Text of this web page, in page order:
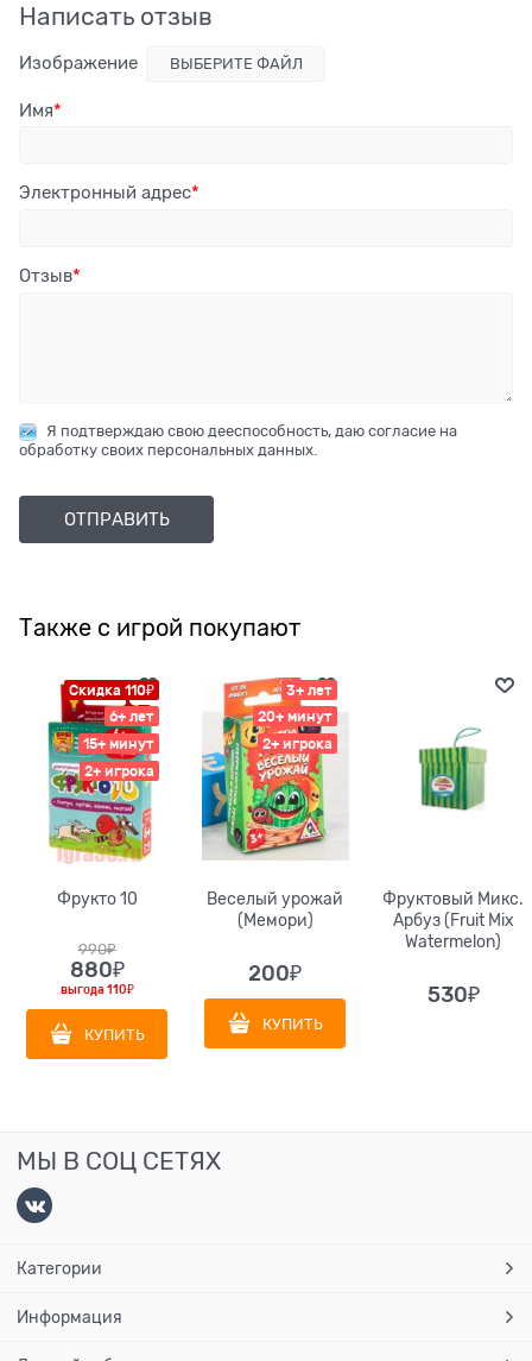
Написать отзыв
Изображение ВЫБЕРИТЕ ФАЙЛ
Имя
Электронный адрес
Отзыв
Я подтверждаю свою дееспособность, даю согласие на
обработку своих персональных данных.
Также с игрой покупают
Скидка 110₽
6+ лет
15+ минут
2+ игрока
Фрукто 10
990₽
880₽
выгода 110₽
КУПИТЬ
3+ лет
20+ минут
2+ игрока
Веселый урожай
(Мемори)
200₽
КУПИТЬ
Фруктовый Микс.
Арбуз (Fruit Mix
Watermelon)
530₽
МЫ В СОЦ СЕТЯХ
Категории
Информация